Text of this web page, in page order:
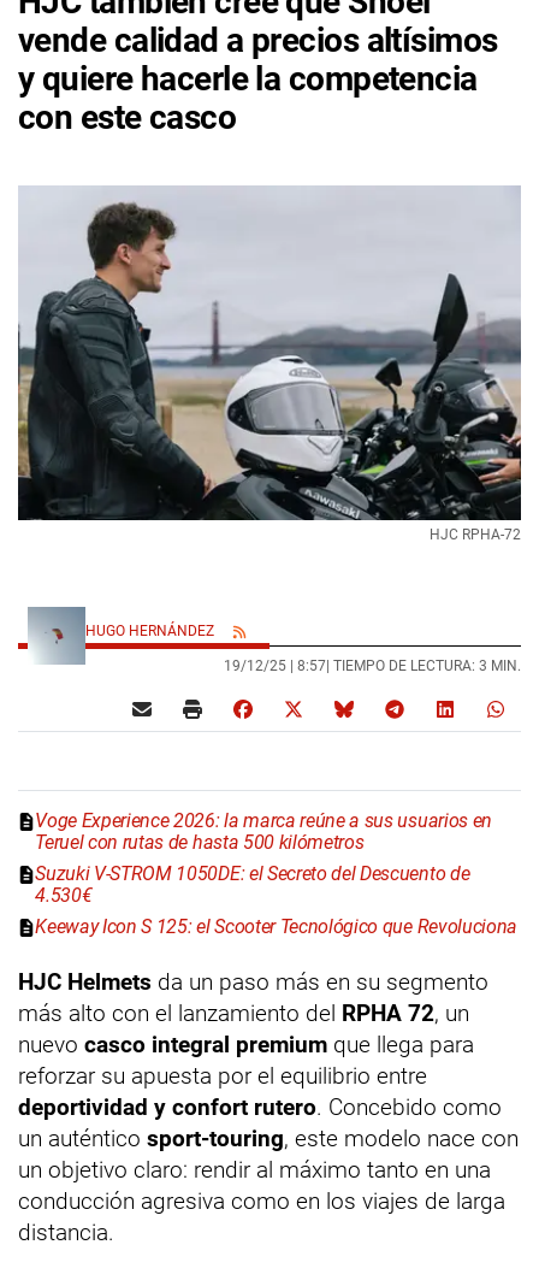
vende calidad a precios altísimos
y quiere hacerle la competencia
con este casco
HJC RPHA-72
HUGO HERNÁNDEZ
19/12/25 | 8:57 | TIEMPO DE LECTURA: 3 MIN.
Voge Experience 2026: la marca reúne a sus usuarios en
Teruel con rutas de hasta 500 kilómetros
Suzuki V-STROM 1050DE: el Secreto del Descuento de
4.530€
Keeway Icon S 125: el Scooter Tecnológico que Revoluciona
HJC Helmets da un paso más en su segmento
más alto con el lanzamiento del RPHA 72, un
nuevo casco integral premium que llega para
reforzar su apuesta por el equilibrio entre
deportividad y confort rutero. Concebido como
un auténtico sport-touring, este modelo nace con
un objetivo claro: rendir al máximo tanto en una
conducción agresiva como en los viajes de larga
distancia.